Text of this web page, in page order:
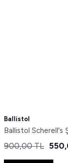
Ballistol
Ballistol Scherell's
900,00 TL